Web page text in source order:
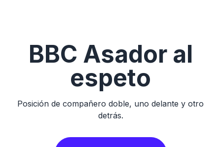
BBC Asador al
espeto
Posición de compañero doble, uno delante y otro
detrás.